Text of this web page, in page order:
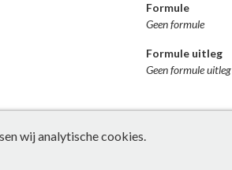
Formule
Geen formule
Formule uitleg
Geen formule uitleg
wij analytische cookies.